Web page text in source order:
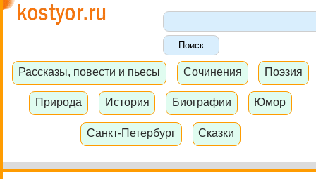
Рассказы, повести и пьесы Сочинения Поэзия
Природа История Биографии Юмор
Санкт-Петербург Сказки